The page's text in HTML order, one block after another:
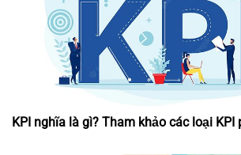
KPI nghĩa là gì? Tham khảo các loại